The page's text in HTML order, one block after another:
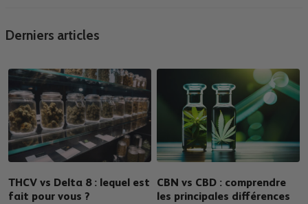
Derniers articles
THCV vs Delta 8 : lequel est
fait pour vous ?
CBN vs CBD : comprendre
les principales différences